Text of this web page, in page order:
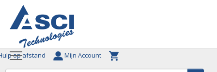
op afstand Mijn Account